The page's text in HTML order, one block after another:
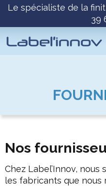
Le spécialiste de la
39
Nos
Chez Label’Innov,
les fabricants que nous